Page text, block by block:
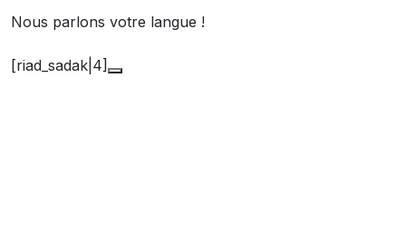
Nous parlons votre langue !
[riad_sadak|4]